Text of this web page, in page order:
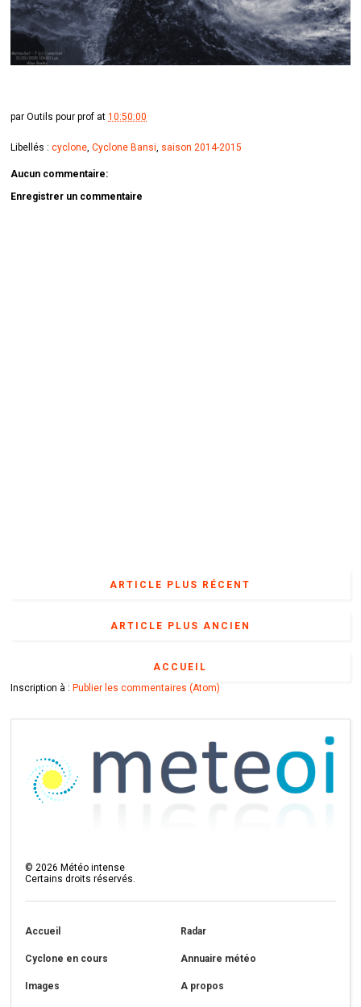
parOutils pour prof at10:50:00
Libellés :cyclone,Cyclone Bansi, saison 2014-2015
Aucun commentaire:
Enregistrer un commentaire
ARTICLE PLUS RÉCENT
ARTICLE PLUS ANCIEN
ACCUEIL
Inscription à :Publier les commentaires (Atom)
©2026 Météo intense
Certains droits réservés.
Accueil Radar
Cyclone en cours Annuaire météo
Images A propos